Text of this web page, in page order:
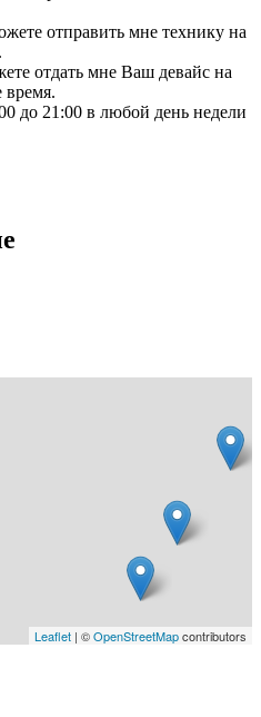
отправить мне технику на
отдать мне Ваш девайс на
время.
до 21:00 в любой день недели
Leaflet | ©OpenStreetMapcontributors